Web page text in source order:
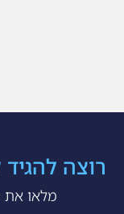
רוצה
מלאו את